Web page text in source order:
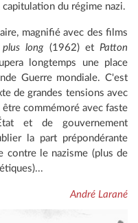
du régime nazi.
magnifié avec des films
long (1962) etPatton
longtemps une place
Guerre mondiale. C'est
de grandes tensions avec
être commémoré avec faste
et de gouvernement
la part prépondérante
contre le nazisme (plus de
André Larané